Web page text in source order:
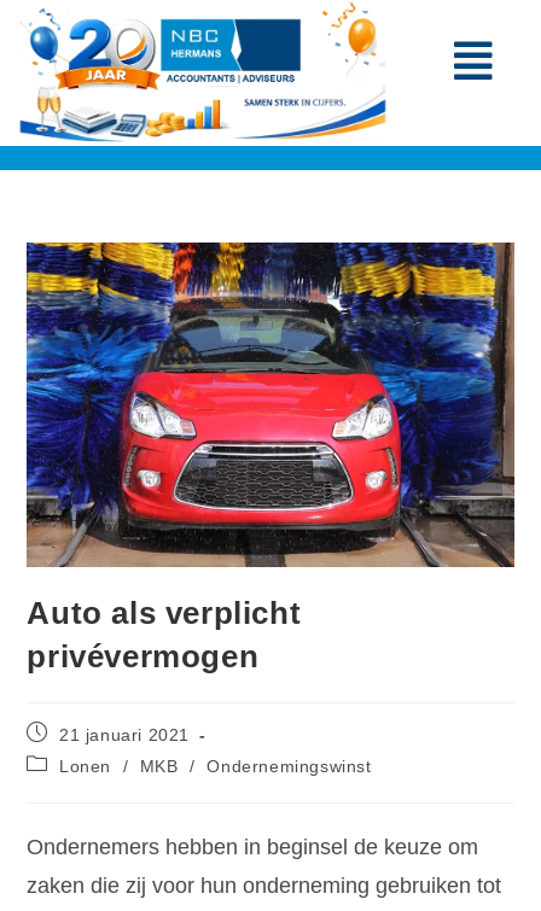
Auto als verplicht
privévermogen
21 januari 2021
Lonen
/ MKB / Ondernemingswinst
Ondernemers hebben in beginsel de keuze om
zaken die zij voor hun onderneming gebruiken tot